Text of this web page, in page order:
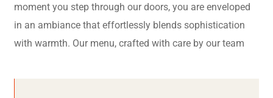
moment you step through our doors, you are enveloped
in an ambiance that effortlessly blends sophistication
with warmth. Our menu, crafted with care by our team